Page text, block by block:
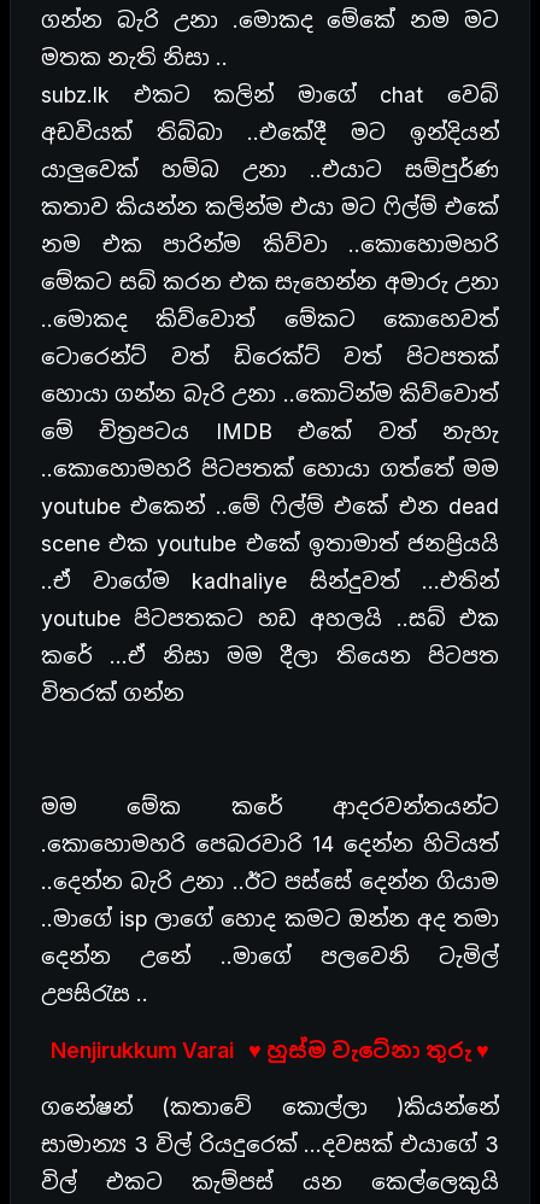
ගන්න බැරි උනා .මොකද මේකේ නම මට
මතක නැති නිසා ..
subz.lk එකට කලින් මාගේ chat වෙබ්
අඩවියක් තිබ්බා ..එකේදී මට ඉන්දියන්
යාලුවෙක් හම්බ උනා ..එයාට සම්පුර්ණ
කතාව කියන්න කලින්ම එයා මට ෆිල්ම් එකේ
නම එක පාරින්ම කිව්වා ..කොහොමහරි
මේකට සබ් කරන එක සැහෙන්න අමාරු උනා
..මොකද කිව්වොත් මේකට කොහෙවත්
ටොරෙන්ට් වත් ඩිරෙක්ට් වත් පිටපතක්
හොයා ගන්න බැරි උනා ..කොටින්ම කිව්වොත්
මේ චිත්‍රපටය IMDB එකේ වත් නැහැ
..කොහොමහරි පිටපතක් හොයා ගත්තේ මම
youtube එකෙන් ..මේ ෆිල්ම් එකේ එන dead
scene එක youtube එකේ ඉතාමාත් ජනප්‍රියයි
..ඒ වාගේම kadhaliye සින්දුවත් …එතින්
youtube පිටපතකට හඩ අහලයි ..සබ් එක
කරේ …ඒ නිසා මම දීලා තියෙන පිටපත
විතරක් ගන්න
මම මේක කරේ ආදරවන්තයන්ට
.කොහොමහරි පෙබරවාරි 14 දෙන්න හිටියත්
..දෙන්න බැරි උනා ..ඊට පස්සේ දෙන්න ගියාම
..මාගේ isp ලාගේ හොද කමට ඔන්න අද තමා
දෙන්න උනේ ..මාගේ පලවෙනි ටැමිල්
උපසිරැස ..
Nenjirukkum Varai ♥ හුස්ම වැටේනා තුරු ♥
ගනේෂන් (කතාවේ කොල්ලා )කියන්නේ
සාමාන්‍ය 3 විල් රියදුරෙක් …දවසක් එයාගේ 3
විල් එකට කැම්පස් යන කෙල්ලෙකුයි